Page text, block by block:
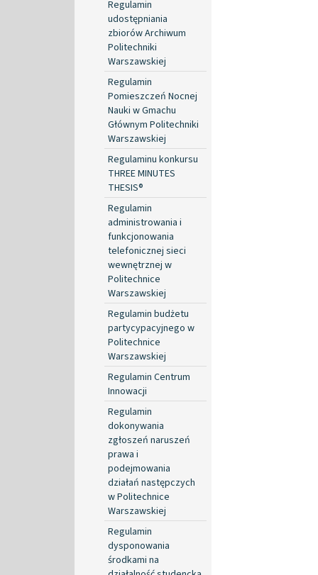
Regulamin
udostępniania
zbiorów Archiwum
Politechniki
Warszawskiej
Regulamin
Pomieszczeń Nocnej
Nauki w Gmachu
Głównym Politechniki
Warszawskiej
Regulaminu konkursu
THREE MINUTES
THESIS®
Regulamin
administrowania i
funkcjonowania
telefonicznej sieci
wewnętrznej w
Politechnice
Warszawskiej
Regulamin budżetu
partycypacyjnego w
Politechnice
Warszawskiej
Regulamin Centrum
Innowacji
Regulamin
dokonywania
zgłoszeń naruszeń
prawa i
podejmowania
działań następczych
w Politechnice
Warszawskiej
Regulamin
dysponowania
środkami na